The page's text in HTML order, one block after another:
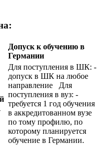
Допуск к обучению в
Германии
Для поступления в ШК: -
допуск в ШК на любое
направление Для
поступления в вуз: -
требуется 1 год обучения
в аккредитованном вузе
по тому профилю, по
которому планируется
обучение в Германии.